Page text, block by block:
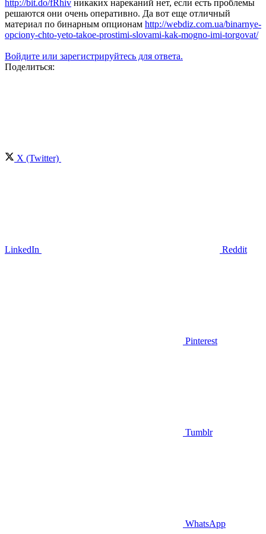
http://bit.do/fRhiv никаких нареканий нет, если есть проблемы
решаются они очень оперативно. Да вот еще отличный
материал по бинарным опционам http://webdiz.com.ua/binarnye-
opciony-chto-yeto-takoe-prostimi-slovami-kak-mogno-imi-torgovat/
Войдите или зарегистрируйтесь для ответа.
Поделиться:
X (Twitter)
LinkedIn Reddit
Pinterest
Tumblr
WhatsApp